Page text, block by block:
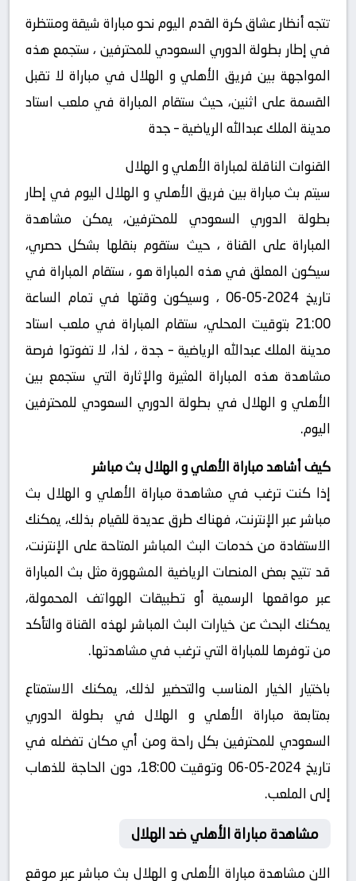
تتجه أنظار عشاق كرة القدم اليوم نحو مباراة شيقة ومنتظرة
في إطار بطولة الدوري السعودي للمحترفين ، ستجمع هذه
المواجهة بين فريق الأهلي و الهلال في مباراة لا تقبل
القسمة على اثنين، حيث ستقام المباراة في ملعب استاد
مدينة الملك عبدالله الرياضية – جدة
القنوات الناقلة لمباراة الأهلي و الهلال
سيتم بث مباراة بين فريق الأهلي و الهلال اليوم في إطار
بطولة الدوري السعودي للمحترفين، يمكن مشاهدة
المباراة على القناة ، حيث ستقوم بنقلها بشكل حصري،
سيكون المعلق في هذه المباراة هو ، ستقام المباراة في
تاريخ 2024-05-06 ، وسيكون وقتها في تمام الساعة
21:00 بتوقيت المحلي، ستقام المباراة في ملعب استاد
مدينة الملك عبدالله الرياضية – جدة ، لذا، لا تفوتوا فرصة
مشاهدة هذه المباراة المثيرة والإثارة التي ستجمع بين
الأهلي و الهلال في بطولة الدوري السعودي للمحترفين
اليوم.
كيف أشاهد مباراة الأهلي و الهلال بث مباشر
إذا كنت ترغب في مشاهدة مباراة الأهلي و الهلال بث
مباشر عبر الإنترنت، فهناك طرق عديدة للقيام بذلك، يمكنك
الاستفادة من خدمات البث المباشر المتاحة على الإنترنت،
قد تتيح بعض المنصات الرياضية المشهورة مثل بث المباراة
عبر مواقعها الرسمية أو تطبيقات الهواتف المحمولة،
يمكنك البحث عن خيارات البث المباشر لهذه القناة والتأكد
من توفرها للمباراة التي ترغب في مشاهدتها.
باختيار الخيار المناسب والتحضير لذلك، يمكنك الاستمتاع
بمتابعة مباراة الأهلي و الهلال في بطولة الدوري
السعودي للمحترفين بكل راحة ومن أي مكان تفضله في
تاريخ 2024-05-06 وتوقيت 18:00، دون الحاجة للذهاب
إلى الملعب.
مشاهدة مباراة الأهلي ضد الهلال
الان مشاهدة مباراة الأهلي و الهلال بث مباشر عبر موقع